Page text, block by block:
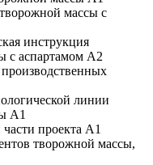
массы с
инструкция
с аспартамом А2
линии
А1
проекта А1
творожной массы,